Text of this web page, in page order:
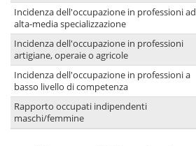
Incidenza dell'occupazione in professioni ad
alta-media specializzazione
Incidenza dell'occupazione in professioni
artigiane, operaie o agricole
Incidenza dell'occupazione in professioni a
basso livello di competenza
Rapporto occupati indipendenti
maschi/femmine